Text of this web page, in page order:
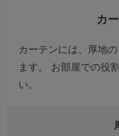
カ
カーテンには、厚地
ます。 お部屋での役
い。